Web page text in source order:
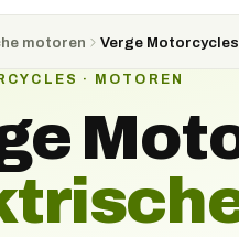
motoren Verge Motorcycles
· MOTOREN